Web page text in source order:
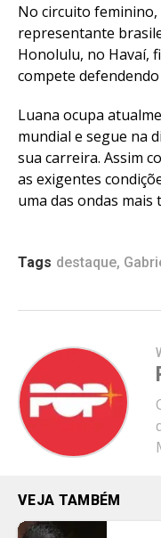
No circuito feminino,
representante
Honolulu, no Havaí,
compete
Luana ocupa
mundial e segue na
sua carreira. Assim
as exigentes
uma das ondas mais
Tags destaque,
VEJA TAMBÉM